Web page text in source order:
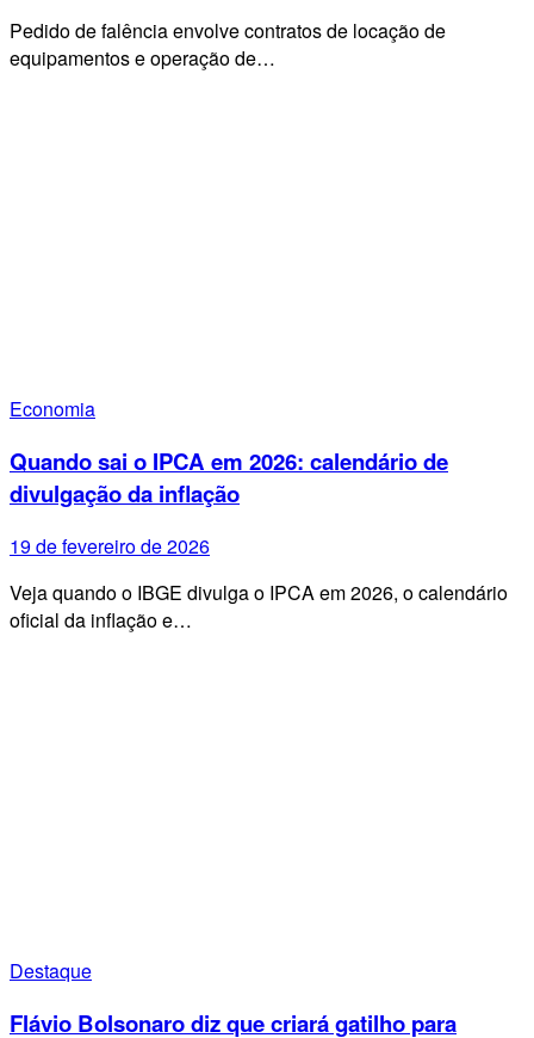
Pedido de falência envolve contratos de locação de
equipamentos e operação de…
Economia
Quando sai o IPCA em 2026: calendário de
divulgação da inflação
19 de fevereiro de 2026
Veja quando o IBGE divulga o IPCA em 2026, o calendário
oficial da inflação e…
Destaque
Flávio Bolsonaro diz que criará gatilho para